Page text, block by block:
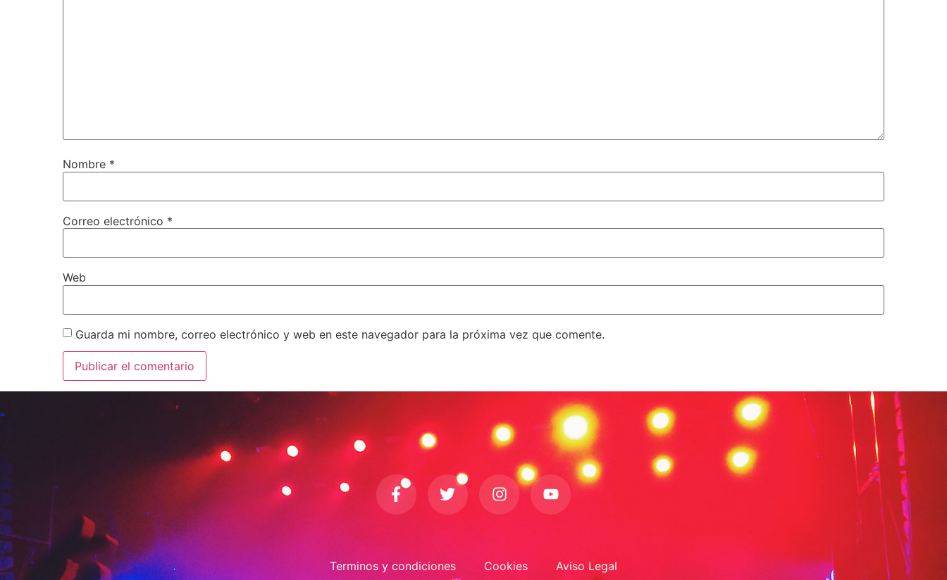
Nombre *
Correo electrónico *
Web
Guarda mi nombre, correo electrónico y web en este navegador para la próxima vez que comente.
Terminos y condiciones Cookies Aviso Legal